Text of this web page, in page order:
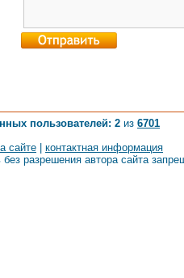
пользователей: 2 из 6701
сайте
контактная информация
разрешения автора сайта